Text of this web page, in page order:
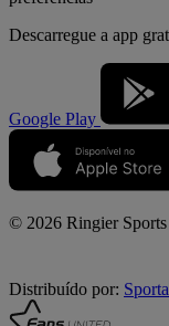
Descarregue a app
Google Play
© 2026 Ringier Sports
Distribuído por: